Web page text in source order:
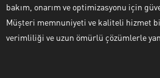
bakım, onarım ve optimizasyonu için
Müşteri memnuniyeti ve kaliteli hizmet
verimliliği ve uzun ömürlü çözümlerle